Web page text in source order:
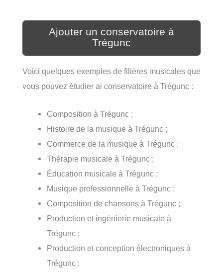
Ajouter un conservatoire à
Trégunc
Voici quelques exemples de filières musicales que
vous pouvez étudier ai conservatoire à Trégunc :
Composition à Trégunc ;
Histoire de la musique à Trégunc ;
Commerce de la musique à Trégunc ;
Thérapie musicale à Trégunc ;
Éducation musicale à Trégunc ;
Musique professionnelle à Trégunc ;
Composition de chansons à Trégunc ;
Production et ingénierie musicale à
Trégunc ;
Production et conception électroniques à
Trégunc ;